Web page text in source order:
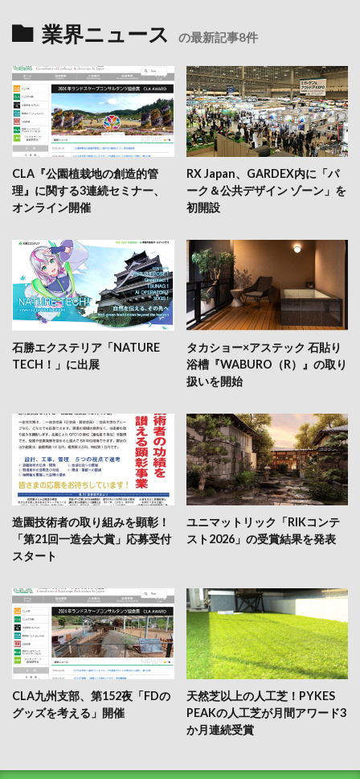
業界ニュース の最新記事8件
CLA『公園植栽地の創造的管
理』に関する3連続セミナー、
オンライン開催
RX Japan、GARDEX内に「パ
ーク＆公共デザイン ゾーン」を
初開設
石勝エクステリア「NATURE
TECH！」に出展
タカショー×アステック 石貼り
浴槽『WABURO（R）』の取り
扱いを開始
造園技術者の取り組みを顕彰！
「第21回一造会大賞」応募受付
スタート
ユニマットリック「RIKコンテ
スト2026」の受賞結果を発表
CLA九州支部、第152夜「FDの
グッズを考える」開催
天然芝以上の人工芝！PYKES
PEAKの人工芝が月間アワード3
か月連続受賞